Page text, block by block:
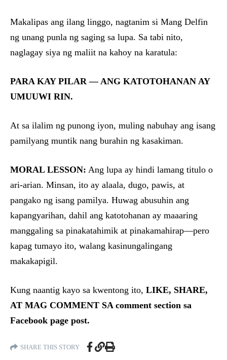
Makalipas ang ilang linggo, nagtanim si Mang Delfin
ng unang punla ng saging sa lupa. Sa tabi nito,
naglagay siya ng maliit na kahoy na karatula:
PARA KAY PILAR — ANG KATOTOHANAN AY
UMUUWI RIN.
At sa ilalim ng punong iyon, muling nabuhay ang isang
pamilyang muntik nang burahin ng kasakiman.
MORAL LESSON: Ang lupa ay hindi lamang titulo o
ari-arian. Minsan, ito ay alaala, dugo, pawis, at
pangako ng isang pamilya. Huwag abusuhin ang
kapangyarihan, dahil ang katotohanan ay maaaring
manggaling sa pinakatahimik at pinakamahirap—pero
kapag tumayo ito, walang kasinungalingang
makakapigil.
Kung naantig kayo sa kwentong ito, LIKE, SHARE,
AT MAG COMMENT SA comment section sa
Facebook page post.
SHARE THIS STORY